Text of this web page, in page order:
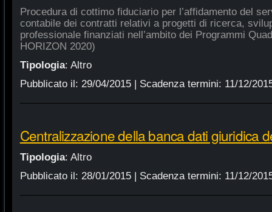
Procedura di cottimo fiduciario per l’affidamento del
contabile dei contratti relativi a progetti di ricerca,
professionale finanziati nell’ambito dei Programmi
HORIZON 2020)
Tipologia: Altro
Pubblicato il: 29/04/2015| Scadenza termini: 11/12/
Centralizzazione della banca dati giuridica
Tipologia: Altro
Pubblicato il: 28/01/2015| Scadenza termini: 11/12/